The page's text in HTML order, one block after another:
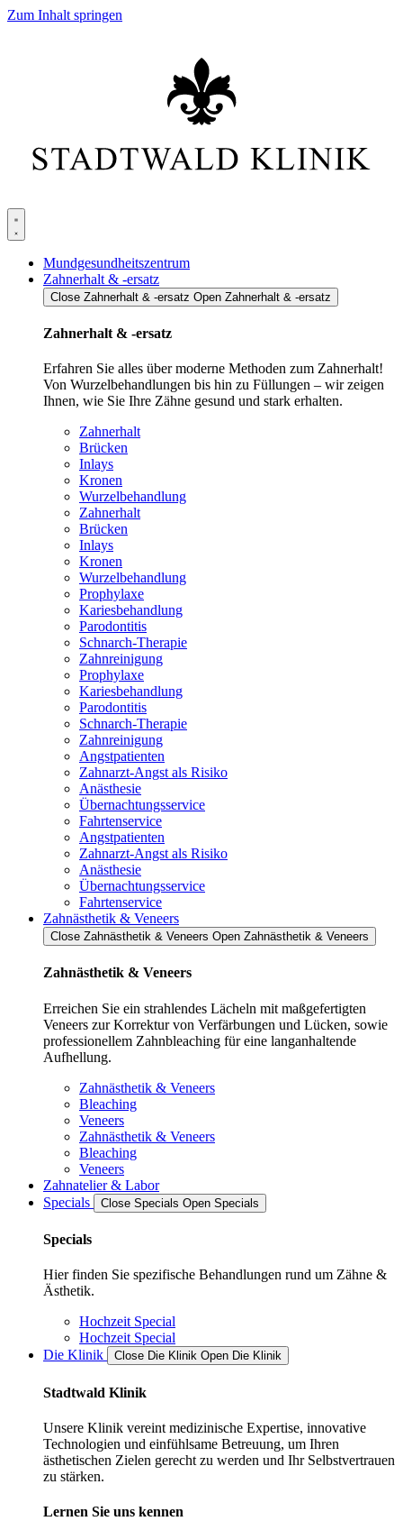
Zum Inhalt springen
Mundgesundheitszentrum
Zahnerhalt & -ersatz
Close Zahnerhalt & -ersatz Open Zahnerhalt & -ersatz
Zahnerhalt & -ersatz
Erfahren Sie alles über moderne Methoden zum Zahnerhalt!
Von Wurzelbehandlungen bis hin zu Füllungen – wir zeigen
Ihnen, wie Sie Ihre Zähne gesund und stark erhalten.
Zahnerhalt
Brücken
Inlays
Kronen
Wurzelbehandlung
Zahnerhalt
Brücken
Inlays
Kronen
Wurzelbehandlung
Prophylaxe
Kariesbehandlung
Parodontitis
Schnarch-Therapie
Zahnreinigung
Prophylaxe
Kariesbehandlung
Parodontitis
Schnarch-Therapie
Zahnreinigung
Angstpatienten
Zahnarzt-Angst als Risiko
Anästhesie
Übernachtungsservice
Fahrtenservice
Angstpatienten
Zahnarzt-Angst als Risiko
Anästhesie
Übernachtungsservice
Fahrtenservice
Zahnästhetik & Veneers
Close Zahnästhetik & Veneers Open Zahnästhetik & Veneers
Zahnästhetik & Veneers
Erreichen Sie ein strahlendes Lächeln mit maßgefertigten
Veneers zur Korrektur von Verfärbungen und Lücken, sowie
professionellem Zahnbleaching für eine langanhaltende
Aufhellung.
Zahnästhetik & Veneers
Bleaching
Veneers
Zahnästhetik & Veneers
Bleaching
Veneers
Zahnatelier & Labor
Specials
Close Specials Open Specials
Specials
Hier finden Sie spezifische Behandlungen rund um Zähne &
Ästhetik.
Hochzeit Special
Hochzeit Special
Die Klinik
Close Die Klinik Open Die Klinik
Stadtwald Klinik
Unsere Klinik vereint medizinische Expertise, innovative
Technologien und einfühlsame Betreuung, um Ihren
ästhetischen Zielen gerecht zu werden und Ihr Selbstvertrauen
zu stärken.
Lernen Sie uns kennen